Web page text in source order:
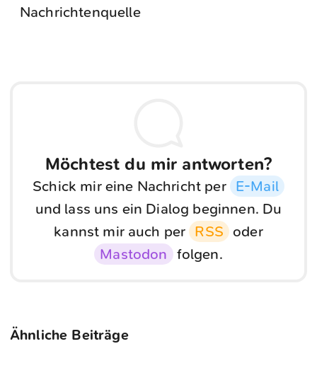
Nachrichtenquelle
Möchtest du mir antworten?
Schick mir eine Nachricht per E-Mail
und lass uns ein Dialog beginnen. Du
kannst mir auch per RSS oder
Mastodon folgen.
Ähnliche Beiträge